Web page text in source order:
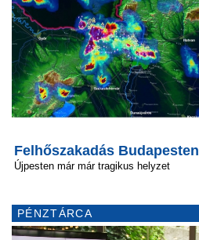
Felhőszakadás Budapesten
Újpesten már már tragikus helyzet
PÉNZTÁRCA